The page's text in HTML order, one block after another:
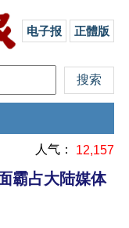
电子报 正體版
人气： 12,157
霸占大陆媒体